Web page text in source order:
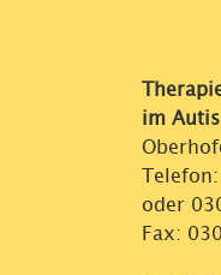
im
Telefon:
oder
Fax: